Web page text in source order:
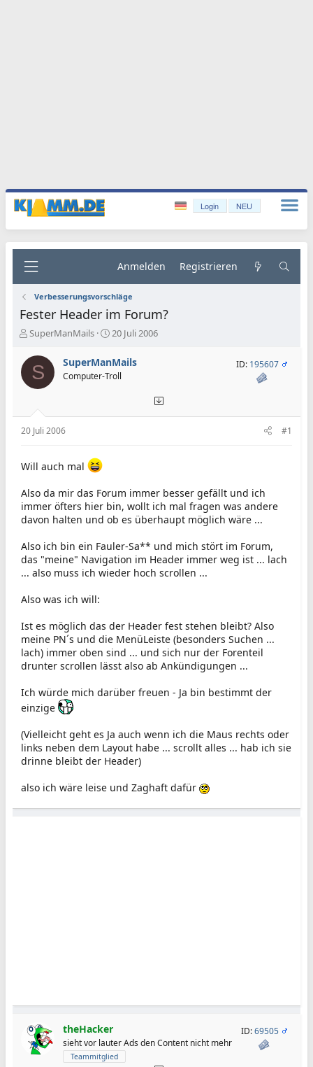
Login NEU
Anmelden Registrieren
Verbesserungsvorschläge
Fester Header im Forum?
E
s
e
r
SuperManMails
E
s
t
e
t
20 Juli 2006
S SuperManMails
Computer-Troll
ID: 195607
20 Juli 2006 #1
Will auch mal
Also da mir das Forum immer besser gefällt und ich
immer öfters hier bin, wollt ich mal fragen was andere
davon halten und ob es überhaupt möglich wäre ...
Also ich bin ein Fauler-Sa** und mich stört im Forum,
das "meine" Navigation im Header immer weg ist ... lach
... also muss ich wieder hoch scrollen ...
Also was ich will:
Ist es möglich das der Header fest stehen bleibt? Also
meine PN´s und die MenüLeiste (besonders Suchen ...
lach) immer oben sind ... und sich nur der Forenteil
drunter scrollen lässt also ab Ankündigungen ...
Ich würde mich darüber freuen - Ja bin bestimmt der
einzige
(Vielleicht geht es Ja auch wenn ich die Maus rechts oder
links neben dem Layout habe ... scrollt alles ... hab ich sie
drinne bleibt der Header)
also ich wäre leise und Zaghaft dafür
theHacker
sieht vor lauter Ads den Content nicht mehr
Teammitglied
ID:69505